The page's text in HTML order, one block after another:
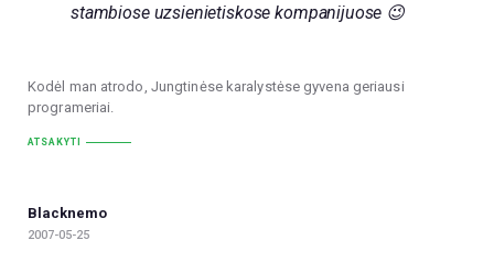
stambiose uzsienietiskose kompanijuose 😉
Kodėl man atrodo, Jungtinėse karalystėse gyvena geriausi
programeriai.
ATSAKYTI
Blacknemo
2007-05-25